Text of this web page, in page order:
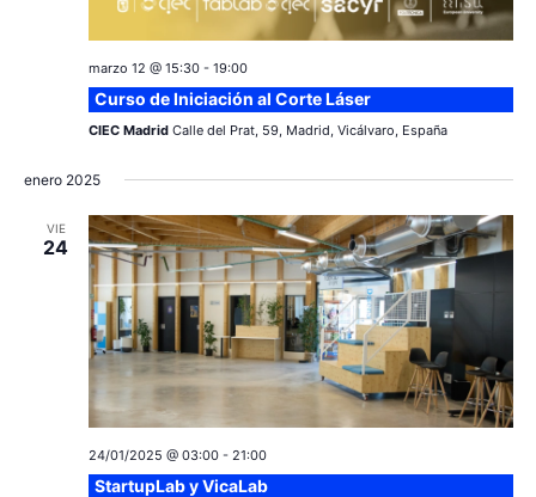
marzo 12 @ 15:30- 19:00
Curso de Iniciación al Corte Láser
CIEC Madrid Calle del Prat, 59, Madrid, Vicálvaro, España
enero 2025
VIE
24
24/01/2025 @ 03:00- 21:00
StartupLab y VicaLab